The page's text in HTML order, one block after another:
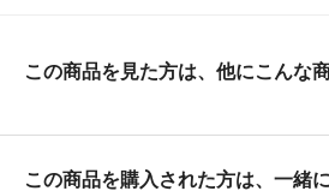
この商品を見た方は、他にこんな
この商品を購入された方は、一緒